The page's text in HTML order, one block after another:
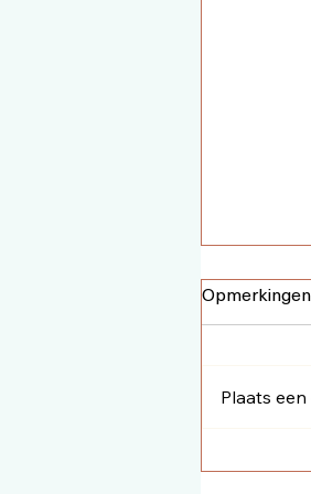
Reinig je
Opmerkingen
Plaats